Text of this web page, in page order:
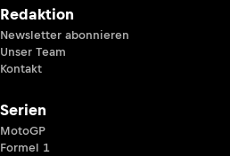
Redaktion
Newsletter abonnieren
Unser Team
Kontakt
Serien
MotoGP
Formel 1